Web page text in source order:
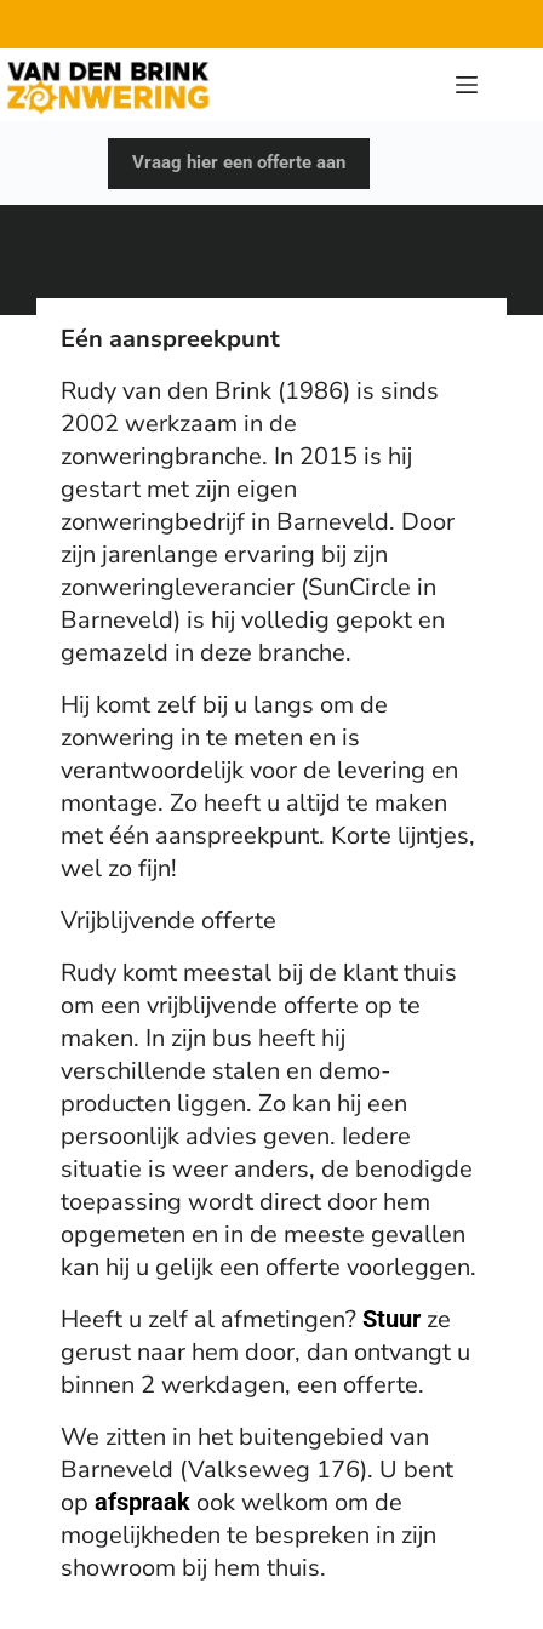
Vraag hier een offerte aan
Eén aanspreekpunt
Rudy van den Brink (1986) is sinds
2002 werkzaam in de
zonweringbranche. In 2015 is hij
gestart met zijn eigen
zonweringbedrijf in Barneveld. Door
zijn jarenlange ervaring bij zijn
zonweringleverancier (SunCircle in
Barneveld) is hij volledig gepokt en
gemazeld in deze branche.
Hij komt zelf bij u langs om de
zonwering in te meten en is
verantwoordelijk voor de levering en
montage. Zo heeft u altijd te maken
met één aanspreekpunt. Korte lijntjes,
wel zo fijn!
Vrijblijvende offerte
Rudy komt meestal bij de klant thuis
om een vrijblijvende offerte op te
maken. In zijn bus heeft hij
verschillende stalen en demo-
producten liggen. Zo kan hij een
persoonlijk advies geven. Iedere
situatie is weer anders, de benodigde
toepassing wordt direct door hem
opgemeten en in de meeste gevallen
kan hij u gelijk een offerte voorleggen.
Heeft u zelf al afmetingen? Stuur ze
gerust naar hem door, dan ontvangt u
binnen 2 werkdagen, een offerte.
We zitten in het buitengebied van
Barneveld (Valkseweg 176). U bent
op afspraak ook welkom om de
mogelijkheden te bespreken in zijn
showroom bij hem thuis.